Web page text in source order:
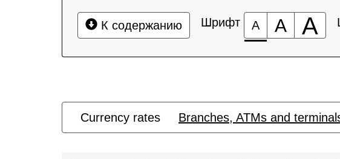
К содержанию Шрифт А А А
Currency rates Branches, ATMs and